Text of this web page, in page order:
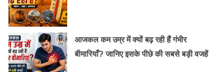
आजकल कम उम्र में क्यों बढ़ रही हैं गंभीर
बीमारियाँ? जानिए इसके पीछे की सबसे बड़ी वजहें